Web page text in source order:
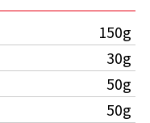
150g
30g
50g
50g